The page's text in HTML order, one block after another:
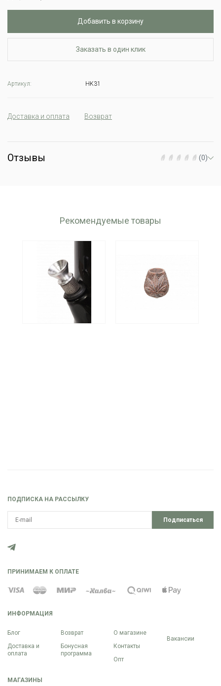
Добавить в корзину
Заказать в один клик
Артикул: HK31
Доставка и оплата Возврат
Отзывы (0)
Рекомендуемые товары
ИНФОРМАЦИЯ
Блог
Доставка и
оплата
Возврат
Бонусная
программа
О магазине
Контакты
Опт
Вакансии
МАГАЗИНЫ
ПОДПИСКА НА РАССЫЛКУ
Подписаться
ПРИНИМАЕМ К ОПЛАТЕ